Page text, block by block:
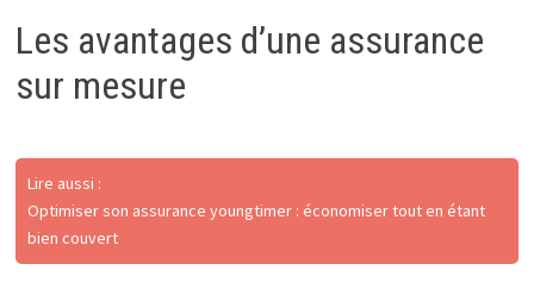
Les avantages d’une assurance
sur mesure
Lire aussi :
Optimiser son assurance youngtimer : économiser tout en étant
bien couvert